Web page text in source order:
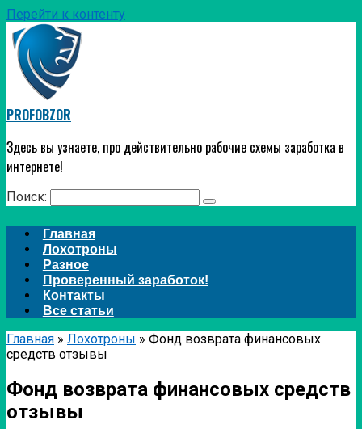
Перейти к контенту
PROFOBZOR
Здесь вы узнаете, про действительно рабочие схемы заработка в
интернете!
Поиск:
Главная
Лохотроны
Разное
Проверенный заработок!
Контакты
Все статьи
Главная » Лохотроны » Фонд возврата финансовых
средств отзывы
Фонд возврата финансовых средств
отзывы